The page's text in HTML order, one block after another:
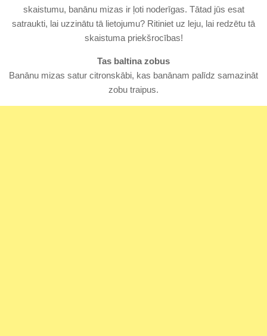
skaistumu, banānu mizas ir ļoti noderīgas. Tātad jūs esat
satraukti, lai uzzinātu tā lietojumu? Ritiniet uz leju, lai redzētu tā
skaistuma priekšrocības!
Tas baltina zobus
Banānu mizas satur citronskābi, kas banānam palīdz samazināt
zobu traipus.